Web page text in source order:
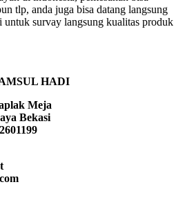
tlp, anda juga bisa datang langsung
untuk survay langsung kualitas produk
HADI
Meja
Bekasi